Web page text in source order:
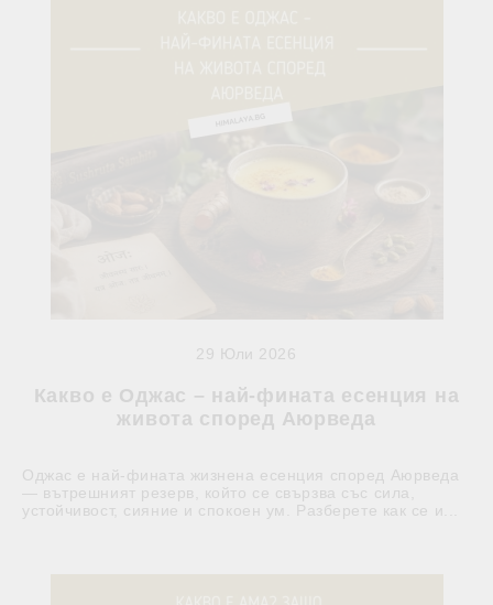
Какво е Оджас – най-фината есенция на
живота според Аюрведа
29 Юли 2026
Оджас е най-фината жизнена есенция според Аюрведа
— вътрешният резерв, който се свързва със сила,
устойчивост, сияние и спокоен ум. Разберете как се и...